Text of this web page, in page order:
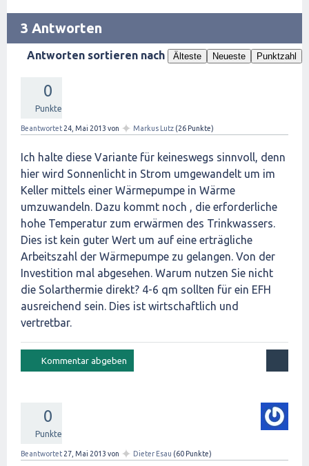
3 Antworten
Antworten sortieren nach Älteste Neueste Punktzahl
0
Punkte
Beantwortet 24, Mai 2013 von ✦ Markus Lutz (26 Punkte)
Ich halte diese Variante für keineswegs sinnvoll, denn
hier wird Sonnenlicht in Strom umgewandelt um im
Keller mittels einer Wärmepumpe in Wärme
umzuwandeln. Dazu kommt noch , die erforderliche
hohe Temperatur zum erwärmen des Trinkwassers.
Dies ist kein guter Wert um auf eine erträgliche
Arbeitszahl der Wärmepumpe zu gelangen. Von der
Investition mal abgesehen. Warum nutzen Sie nicht
die Solarthermie direkt? 4-6 qm sollten für ein EFH
ausreichend sein. Dies ist wirtschaftlich und
vertretbar.
0
Punkte
Beantwortet 27, Mai 2013 von ✦ Dieter Esau (60 Punkte)